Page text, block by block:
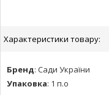
Характеристики товару:
Бренд: Сади України
Упаковка: 1 п.о